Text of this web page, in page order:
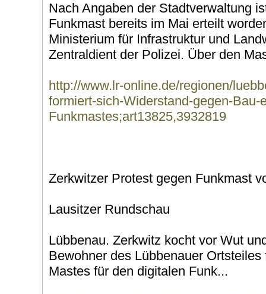
Nach Angaben der Stadtverwaltung
Funkmast bereits im Mai erteilt
Ministerium für Infrastruktur und
Zentraldient der Polizei. Über den
http://www.lr-online.de/regionen/
formiert-sich-Widerstand-gegen-Bau-
Funkmastes;art13825,3932819
Zerkwitzer Protest gegen Funkmast
Lausitzer Rundschau
Lübbenau. Zerkwitz kocht vor Wut
Bewohner des Lübbenauer
Mastes für den digitalen Funk...